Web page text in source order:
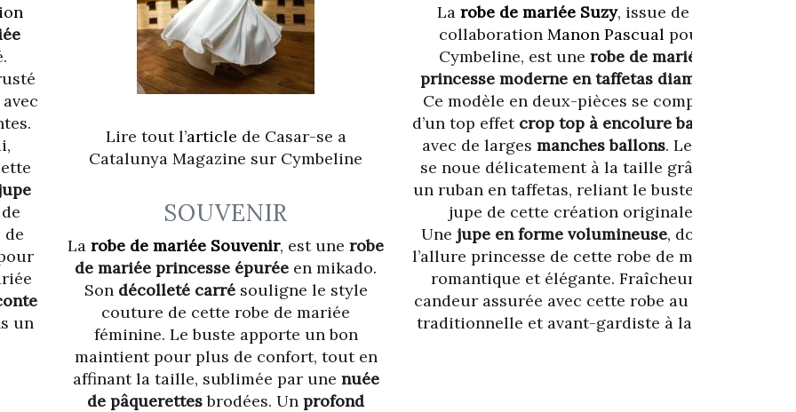
de
un
Lire tout l’article de Casar-se a
Catalunya Magazine sur Cymbeline
SOUVENIR
La robe de mariée Souvenir, est une robe
de mariée princesse épurée en mikado.
Son décolleté carrésouligne le style
couture de cette robe de mariée
féminine. Le buste apporte un bon
maintient pour plus de confort, tout en
affinant la taille, sublimée par une nuée
de pâquerettesbrodées. Un profond
La robe de mariée Suzy, issue de la
collaboration Manon Pascual pour
Cymbeline, est une robe de mariée
princesse moderne en taffetas diamant
Ce modèle en deux-pièces se compose
d’un top effetcrop top à encolure bateau
avec de larges manches ballons. Le top
se noue délicatement à la taille grâce à
un ruban en taffetas, reliant le buste et la
jupe de cette création originale.
Une jupe en forme volumineuse, donne
l’allure princesse de cette robe de mariée
romantique et élégante. Fraîcheur et
candeur assurée avec cette robe au style
traditionnelle et avant-gardiste à la fois.